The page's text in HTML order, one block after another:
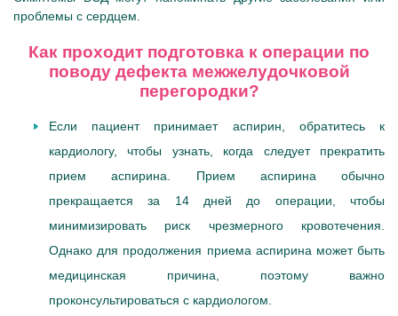
проблемы с сердцем.
Как проходит подготовка к операции по
поводу дефекта межжелудочковой
перегородки?
Если пациент принимает аспирин, обратитесь к
кардиологу, чтобы узнать, когда следует прекратить
прием аспирина. Прием аспирина обычно
прекращается за 14 дней до операции, чтобы
минимизировать риск чрезмерного кровотечения.
Однако для продолжения приема аспирина может быть
медицинская причина, поэтому важно
проконсультироваться с кардиологом.